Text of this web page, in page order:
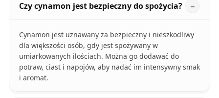
Czy cynamon jest bezpieczny do spożycia?
Cynamon jest uznawany za bezpieczny i nieszkodliwy
dla większości osób, gdy jest spożywany w
umiarkowanych ilościach. Można go dodawać do
potraw, ciast i napojów, aby nadać im intensywny smak
i aromat.